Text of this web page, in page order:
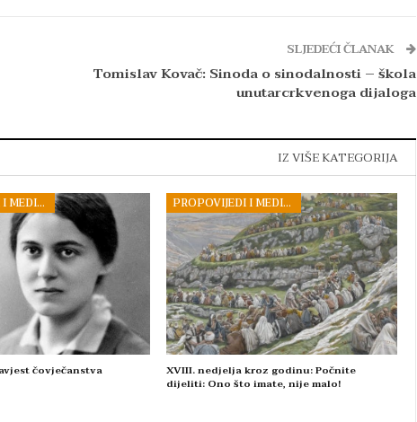
SLJEDEĆI ČLANAK
Tomislav Kovač: Sinoda o sinodalnosti – škola
unutarcrkvenoga dijaloga
IZ VIŠE KATEGORIJA
PROPOVIJEDI I MEDITACIJE
čovječanstva
PROPOVIJEDI I MEDITACIJE
XVIII. nedjelja kroz godinu: Počnite
dijeliti: Ono što imate, nije malo!